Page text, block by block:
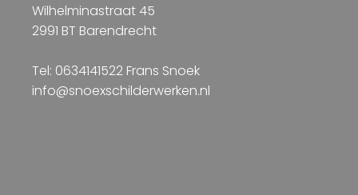
Wilhelminastraat 45
2991 BT Barendrecht
Tel: 0634141522 Frans Snoek
info@snoexschilderwerken.nl